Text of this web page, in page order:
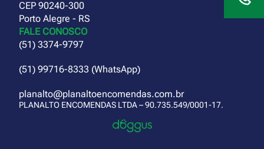
CEP 90240-300
Porto Alegre - RS
FALE CONOSCO
(51) 3374-9797
(51) 99716-8333 (WhatsApp)
planalto@planaltoencomendas.com.br
PLANALTO ENCOMENDAS LTDA – 90.735.549/0001-17.